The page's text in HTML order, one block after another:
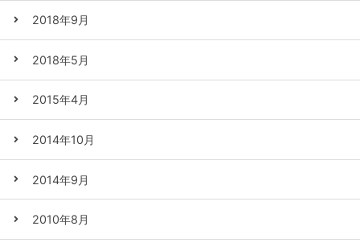
2018年9月
2018年5月
2015年4月
2014年10月
2014年9月
2010年8月